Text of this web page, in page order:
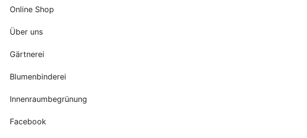
Online Shop
Über uns
Gärtnerei
Blumenbinderei
Innenraumbegrünung
Facebook